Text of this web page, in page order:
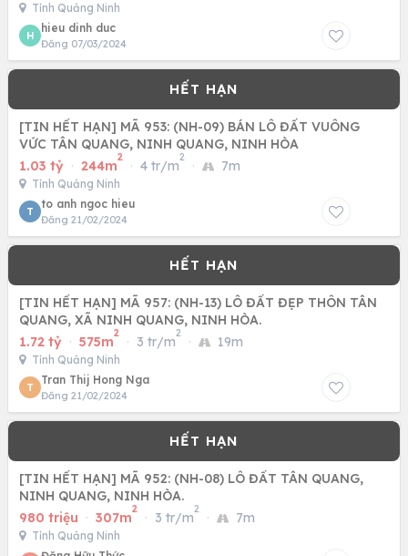
Tỉnh Quảng Ninh
H
hieu dinh duc
Đăng 07/03/2024
[TIN HẾT HẠN] MÃ 953: (NH-09) BÁN LÔ ĐẤT VUÔNG
VỨC TÂN QUANG, NINH QUANG, NINH HÒA
1.03 tỷ · 244m
2
· 4 tr/m
2
· 7m
Tỉnh Quảng Ninh
T
to anh ngoc hieu
Đăng 21/02/2024
[TIN HẾT HẠN] MÃ 957: (NH-13) LÔ ĐẤT ĐẸP THÔN TÂN
QUANG, XÃ NINH QUANG, NINH HÒA.
1.72 tỷ · 575m
2
· 3 tr/m
2
· 19m
Tỉnh Quảng Ninh
T
Tran Thij Hong Nga
Đăng 21/02/2024
[TIN HẾT HẠN] MÃ 952: (NH-08) LÔ ĐẤT TÂN QUANG,
NINH QUANG, NINH HÒA.
980 triệu · 307m
2
· 3 tr/m
2
· 7m
Tỉnh Quảng Ninh